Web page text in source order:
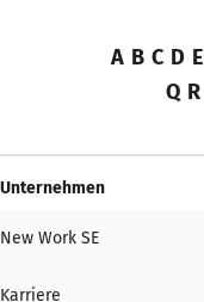
A B C D E
Q R
Unternehmen
New Work SE
Karriere